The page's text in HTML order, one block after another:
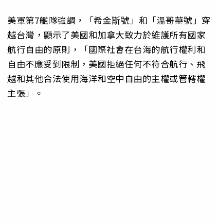
美軍第7艦隊強調，「希金斯號」和「溫哥華號」穿
越台灣，顯示了美國和加拿大致力於維護所有國家
航行自由的原則，「國際社會在台海的航行權利和
自由不應受到限制，美國拒絕任何不符合航行、飛
越和其他合法使用海洋和空中自由的主權或管轄權
主張」。